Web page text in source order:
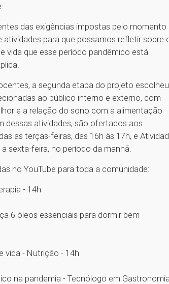
das exigências impostas pelo momento
para que possamos refletir sobre
vida que esse período pandêmico está
a segunda etapa do projeto escolheu
ao público interno e externo, com
e a relação do sono com a alimentação
dessas atividades, são ofertados aos
as terças-feiras, das 16h às 17h, e
sexta-feira, no período da manhã.
no YouTube para toda a comunidade:
- 14h
6 óleos essenciais para dormir bem -
vida - Nutrição - 14h
na pandemia - Tecnólogo em